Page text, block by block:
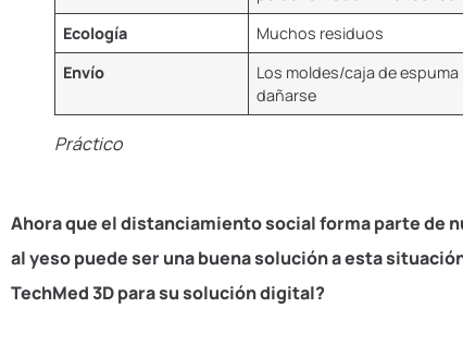
Ecología
Muchos residuos
Envío
Los moldes/caja de
dañarse
Práctico
Ahora que el distanciamiento social forma parte de
al yeso puede ser una buena solución a esta
TechMed 3D para su solución digital?